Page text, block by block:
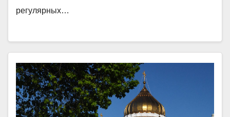
регулярных…